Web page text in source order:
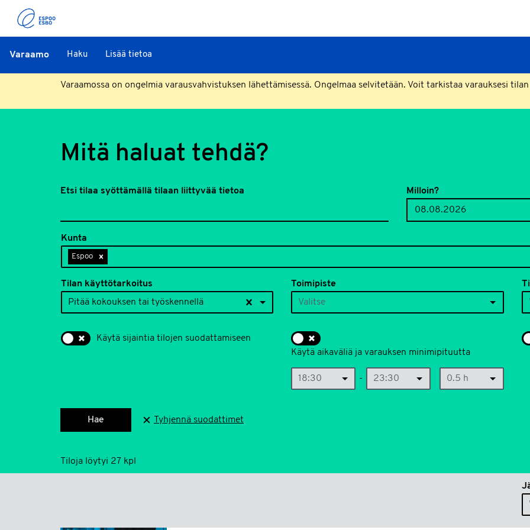
Varaamo Haku Lisää tietoa
Varaamossa on ongelmia varausvahvistuksen lähettämisessä. Ongelmaa selvitetään. Voit tarkistaa varauksesi
Mitä haluat tehdä?
Etsi tilaa syöttämällä tilaan liittyvää tietoa Milloin?
Kunta
Espoo
Tilan käyttötarkoitus
Pitää kokouksen tai työskennellä
Toimipiste
Valitse
Käytä sijaintia tilojen suodattamiseen
Käytä aikaväliä ja varauksen minimipituutta
18:30 - 23:30 0.5 h
Hae Tyhjennä suodattimet
Tiloja löytyi 27 kpl